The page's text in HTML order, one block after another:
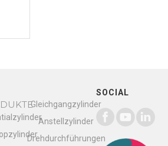
Gleichgangzylinder
Anstellzylinder
Drehdurchführungen
SOCIAL